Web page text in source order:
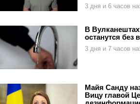
3 дня и 6 часов
В
останутся без
3 дня и 7 часов
Майя Санду
Вицу главой